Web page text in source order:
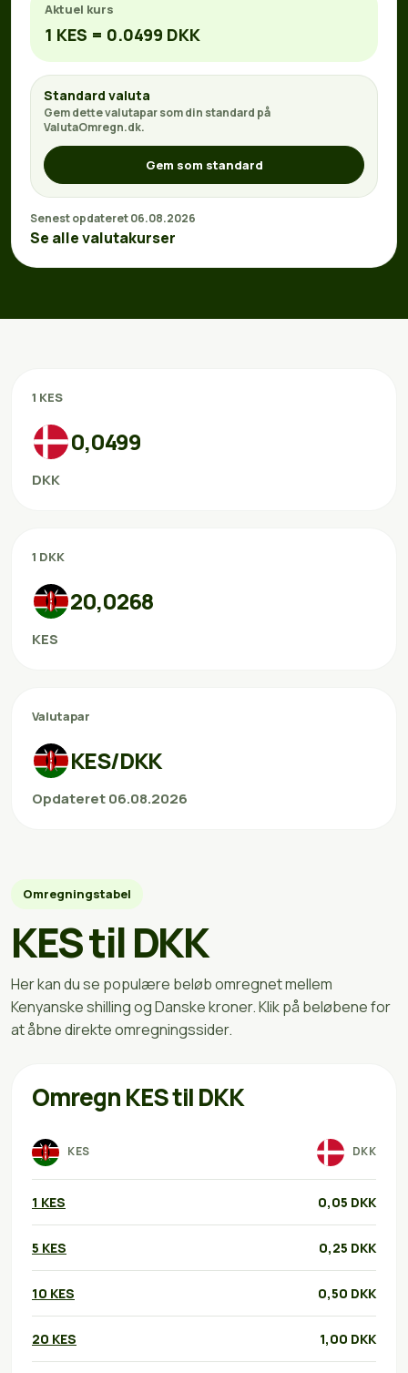
Aktuel kurs
1 KES = 0.0499 DKK
Standard valuta
Gem dette valutapar som din standard på
ValutaOmregn.dk.
Gem som standard
Senest opdateret 06.08.2026
Se alle valutakurser
1 KES
0,0499
DKK
1 DKK
20,0268
KES
Valutapar
KES/DKK
Opdateret 06.08.2026
Omregningstabel
KES til DKK
Her kan du se populære beløb omregnet mellem
Kenyanske shilling og Danske kroner. Klik på beløbene for
at åbne direkte omregningssider.
Omregn KES til DKK
KES DKK
1 KES 0,05 DKK
5 KES 0,25 DKK
10 KES 0,50 DKK
20 KES 1,00 DKK